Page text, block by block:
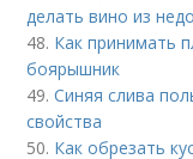
делать вино из
48. Как принимать
боярышник
49.Синяя слива
свойства
50. Как обрезать